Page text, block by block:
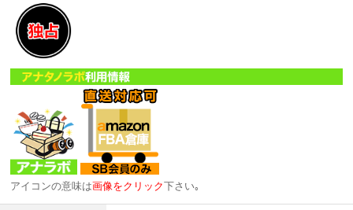
アイコンの意味は画像をクリック下さい｡